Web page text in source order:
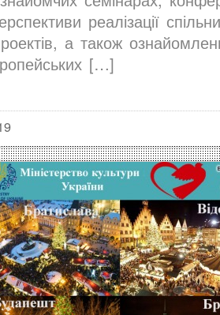
реалізації
а також
[…]